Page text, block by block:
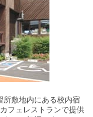
所敷地内にある校内宿
フェレストランで提供